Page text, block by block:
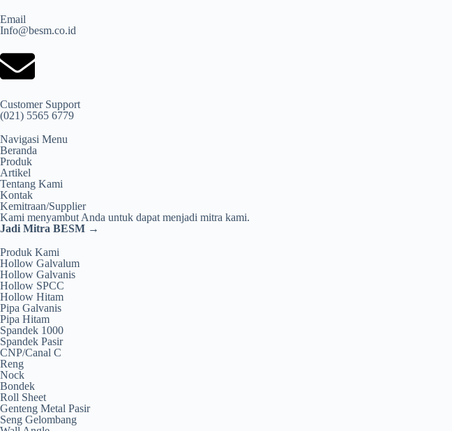
Email
Info@besm.co.id
Customer Support
(021) 5565 6779
Navigasi Menu
Beranda
Produk
Artikel
Tentang Kami
Kontak
Kemitraan/Supplier
Kami menyambut Anda untuk dapat menjadi mitra kami.
Jadi Mitra BESM →
Produk Kami
Hollow Galvalum
Hollow Galvanis
Hollow SPCC
Hollow Hitam
Pipa Galvanis
Pipa Hitam
Spandek 1000
Spandek Pasir
CNP/Canal C
Reng
Nock
Bondek
Roll Sheet
Genteng Metal Pasir
Seng Gelombang